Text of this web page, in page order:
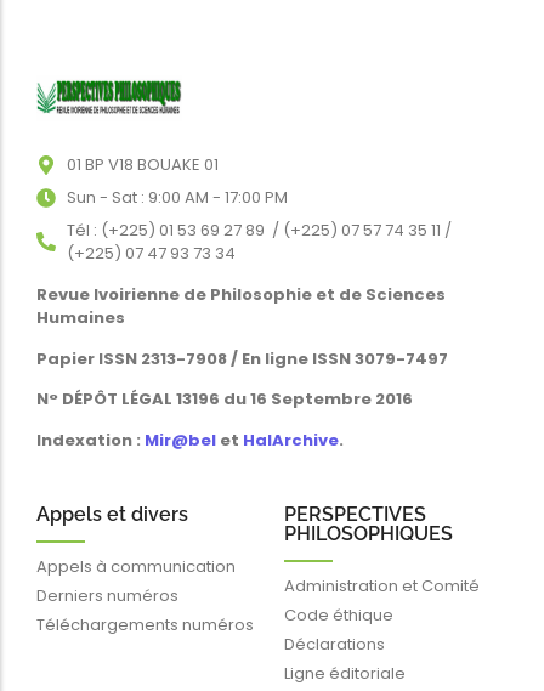
01 BP V18 BOUAKE 01
Sun - Sat : 9:00 AM - 17:00 PM
Tél : (+225) 01 53 69 27 89 / (+225) 07 57 74 35 11 /
(+225) 07 47 93 73 34
Revue Ivoirienne de Philosophie et de Sciences
Humaines
Papier ISSN 2313-7908 / En ligne ISSN 3079-7497
N° DÉPÔT LÉGAL 13196 du 16 Septembre 2016
Indexation : Mir@bel et HalArchive.
Appels et divers
Appels à communication
Derniers numéros
Téléchargements numéros
PERSPECTIVES
PHILOSOPHIQUES
Administration et Comité
Code éthique
Déclarations
Ligne éditoriale